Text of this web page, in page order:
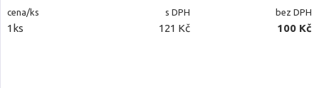
cena/ks s DPH bez DPH
1ks 121 Kč 100 Kč